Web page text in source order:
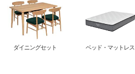
ダイニングセット ベッド・マットレス